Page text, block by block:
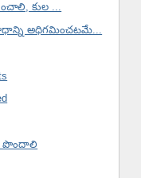
కుల ...
అధిగమించటమే...
పొందాలి